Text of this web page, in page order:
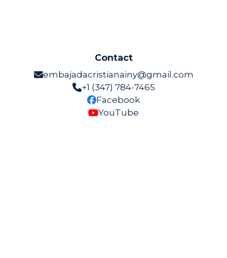
Contact
embajadacristianainy@gmail.com
+1 (347) 784-7465
Facebook
YouTube